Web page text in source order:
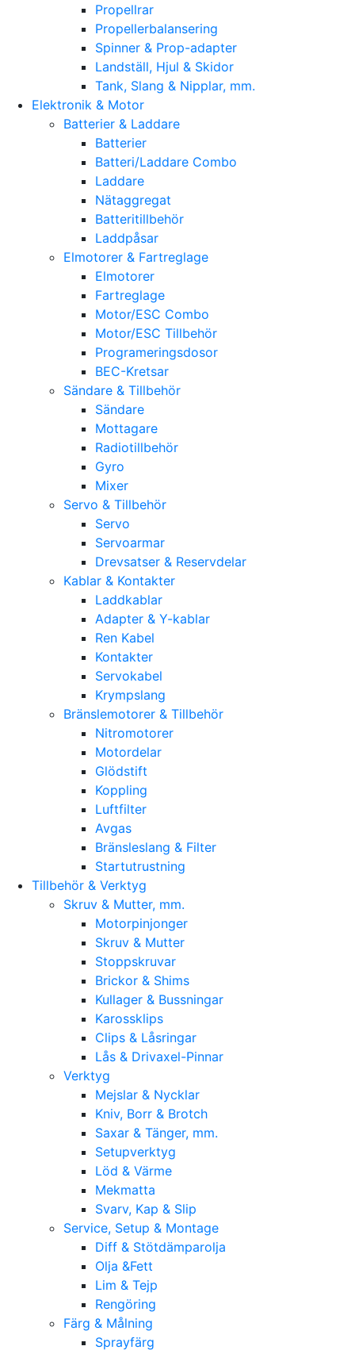
Propellrar
Propellerbalansering
Spinner & Prop-adapter
Landställ, Hjul & Skidor
Tank, Slang & Nipplar, mm.
Elektronik & Motor
Batterier & Laddare
Batterier
Batteri/Laddare Combo
Laddare
Nätaggregat
Batteritillbehör
Laddpåsar
Elmotorer & Fartreglage
Elmotorer
Fartreglage
Motor/ESC Combo
Motor/ESC Tillbehör
Programeringsdosor
BEC-Kretsar
Sändare & Tillbehör
Sändare
Mottagare
Radiotillbehör
Gyro
Mixer
Servo & Tillbehör
Servo
Servoarmar
Drevsatser & Reservdelar
Kablar & Kontakter
Laddkablar
Adapter & Y-kablar
Ren Kabel
Kontakter
Servokabel
Krympslang
Bränslemotorer & Tillbehör
Nitromotorer
Motordelar
Glödstift
Koppling
Luftfilter
Avgas
Bränsleslang & Filter
Startutrustning
Tillbehör & Verktyg
Skruv & Mutter, mm.
Motorpinjonger
Skruv & Mutter
Stoppskruvar
Brickor & Shims
Kullager & Bussningar
Karossklips
Clips & Låsringar
Lås & Drivaxel-Pinnar
Verktyg
Mejslar & Nycklar
Kniv, Borr & Brotch
Saxar & Tänger, mm.
Setupverktyg
Löd & Värme
Mekmatta
Svarv, Kap & Slip
Service, Setup & Montage
Diff & Stötdämparolja
Olja &Fett
Lim & Tejp
Rengöring
Färg & Målning
Sprayfärg